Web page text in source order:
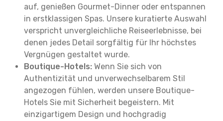
auf, genießen Gourmet-Dinner oder entspannen
in erstklassigen Spas. Unsere kuratierte Auswahl
verspricht unvergleichliche Reiseerlebnisse, bei
denen jedes Detail sorgfältig für Ihr höchstes
Vergnügen gestaltet wurde.
Boutique-Hotels: Wenn Sie sich von
Authentizität und unverwechselbarem Stil
angezogen fühlen, werden unsere Boutique-
Hotels Sie mit Sicherheit begeistern. Mit
einzigartigem Design und hochgradig